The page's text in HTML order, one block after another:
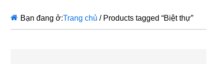
Bạn đang ở:Trang chủ /Products tagged “Biệt thự”